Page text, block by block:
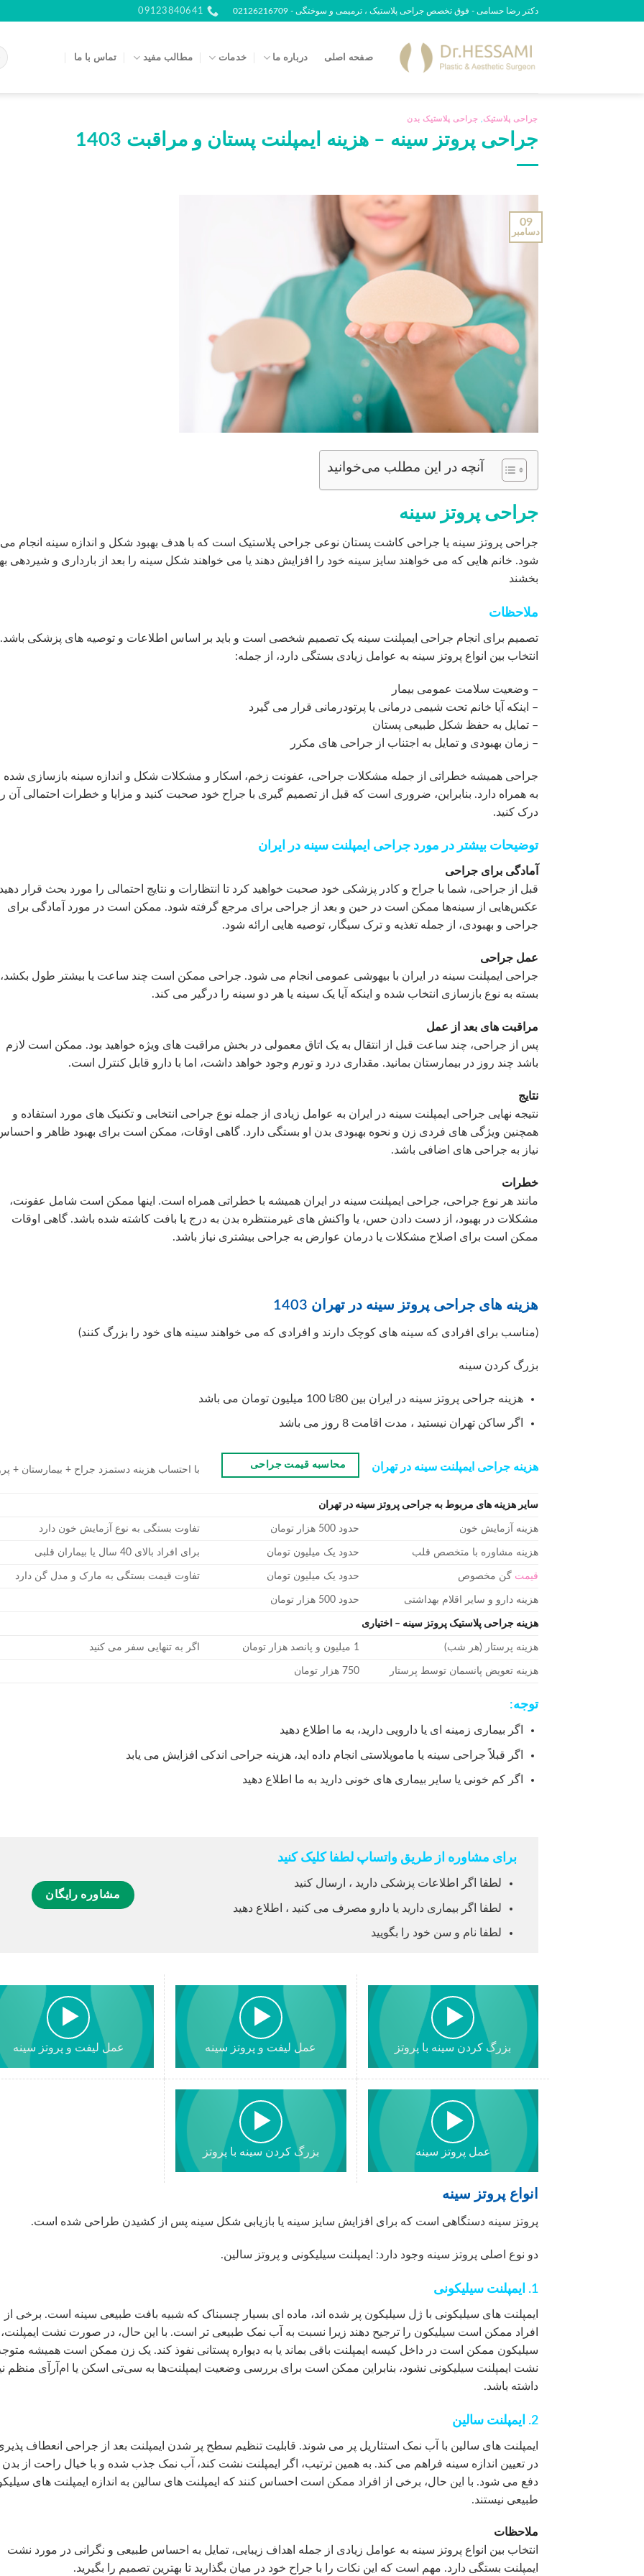
دکتر رضا حسامی - فوق تخصص جراحی پلاستیک ، ترمیمی و سوختگی - 02126216709 09123840641
صفحه اصلی درباره ما خدمات مطالب مفید تماس با ما
جراحی پلاستیک جراحی پلاستیک بدن
جراحی پروتز سینه – هزینه ایمپلنت پستان و مراقبت 1403
09
دسامبر
آنچه در این مطلب می‌خوانید
جراحی پروتز سینه
جراحی پروتز سینه یا جراحی کاشت پستان نوعی جراحی پلاستیک است که با هدف بهبود شکل و اندازه سینه انجام می
شود. خانم هایی که می خواهند سایز سینه خود را افزایش دهند یا می خواهند شکل سینه را بعد از بارداری و شیردهی
بخشند
ملاحظات
تصمیم برای انجام جراحی ایمپلنت سینه یک تصمیم شخصی است و باید بر اساس اطلاعات و توصیه های پزشکی باشد.
انتخاب بین انواع پروتز سینه به عوامل زیادی بستگی دارد، از جمله:
– وضعیت سلامت عمومی بیمار
– اینکه آیا خانم تحت شیمی درمانی یا پرتودرمانی قرار می گیرد
– تمایل به حفظ شکل طبیعی پستان
– زمان بهبودی و تمایل به اجتناب از جراحی های مکرر
جراحی همیشه خطراتی از جمله مشکلات جراحی، عفونت زخم، اسکار و مشکلات شکل و اندازه سینه بازسازی شده
به همراه دارد. بنابراین، ضروری است که قبل از تصمیم گیری با جراح خود صحبت کنید و مزایا و خطرات احتمالی آن
درک کنید.
توضیحات بیشتر در مورد جراحی ایمپلنت سینه در ایران
آمادگی برای جراحی
قبل از جراحی، شما با جراح و کادر پزشکی خود صحبت خواهید کرد تا انتظارات و نتایج احتمالی را مورد بحث قرار
عکس‌هایی از سینه‌ها ممکن است در حین و بعد از جراحی برای مرجع گرفته شود. ممکن است در مورد آمادگی برای
جراحی و بهبودی، از جمله تغذیه و ترک سیگار، توصیه هایی ارائه شود.
عمل جراحی
جراحی ایمپلنت سینه در ایران با بیهوشی عمومی انجام می شود. جراحی ممکن است چند ساعت یا بیشتر طول بکشد،
بسته به نوع بازسازی انتخاب شده و اینکه آیا یک سینه یا هر دو سینه را درگیر می کند.
مراقبت های بعد از عمل
پس از جراحی، چند ساعت قبل از انتقال به یک اتاق معمولی در بخش مراقبت های ویژه خواهید بود. ممکن است لازم
باشد چند روز در بیمارستان بمانید. مقداری درد و تورم وجود خواهد داشت، اما با دارو قابل کنترل است.
نتایج
نتیجه نهایی جراحی ایمپلنت سینه در ایران به عوامل زیادی از جمله نوع جراحی انتخابی و تکنیک های مورد استفاده و
همچنین ویژگی های فردی زن و نحوه بهبودی بدن او بستگی دارد. گاهی اوقات، ممکن است برای بهبود ظاهر و
نیاز به جراحی های اضافی باشد.
خطرات
مانند هر نوع جراحی، جراحی ایمپلنت سینه در ایران همیشه با خطراتی همراه است. اینها ممکن است شامل عفونت،
مشکلات در بهبود، از دست دادن حس، یا واکنش های غیرمنتظره بدن به درج یا بافت کاشته شده باشد. گاهی اوقات
ممکن است برای اصلاح مشکلات یا درمان عوارض به جراحی بیشتری نیاز باشد.
هزینه های جراحی پروتز سینه در تهران 1403
(مناسب برای افرادی که سینه های کوچک دارند و افرادی که می خواهند سینه های خود را بزرگ کنند)
بزرگ کردن سینه
هزینه جراحی پروتز سینه در ایران بین 80تا 100 میلیون تومان می باشد
اگر ساکن تهران نیستید ، مدت اقامت 8 روز می باشد
هزینه جراحی ایمپلنت سینه در تهران محاسبه قیمت جراحی با احتساب هزینه دستمزد جراح + بیمارستان +
سایر هزینه های مربوط به جراحی پروتز سینه در تهران
هزینه آزمایش خون حدود 500 هزار تومان تفاوت بستگی به نوع آزمایش خون دارد
هزینه مشاوره با متخصص قلب حدود یک میلیون تومان برای افراد بالای 40 سال یا بیماران قلبی
قیمت گن مخصوص حدود یک میلیون تومان تفاوت قیمت بستگی به مارک و مدل گن دارد
هزینه دارو و سایر اقلام بهداشتی حدود 500 هزار تومان
هزینه جراحی پلاستیک پروتز سینه – اختیاری
هزینه پرستار (هر شب) 1 میلیون و پانصد هزار تومان اگر به تنهایی سفر می کنید
هزینه تعویض پانسمان توسط پرستار 750 هزار تومان
توجه:
اگر بیماری زمینه ای یا دارویی دارید، به ما اطلاع دهید
اگر قبلاً جراحی سینه یا ماموپلاستی انجام داده اید، هزینه جراحی اندکی افزایش می یابد
اگر کم خونی یا سایر بیماری های خونی دارید به ما اطلاع دهید
برای مشاوره از طریق واتساپ لطفا کلیک کنید
لطفا اگر اطلاعات پزشکی دارید ، ارسال کنید
لطفا اگر بیماری دارید یا دارو مصرف می کنید ، اطلاع دهید
لطفا نام و سن خود را بگویید
مشاوره رایگان
بزرگ کردن سینه با پروتز عمل لیفت و پروتز سینه عمل لیفت و پروتز سینه
عمل پروتز سینه بزرگ کردن سینه با پروتز
انواع پروتز سینه
پروتز سینه دستگاهی است که برای افزایش سایز سینه یا بازیابی شکل سینه پس از کشیدن طراحی شده است.
دو نوع اصلی پروتز سینه وجود دارد: ایمپلنت سیلیکونی و پروتز سالین.
1. ایمپلنت سیلیکونی
ایمپلنت های سیلیکونی با ژل سیلیکون پر شده اند، ماده ای بسیار چسبناک که شبیه بافت طبیعی سینه است. برخی از
افراد ممکن است سیلیکون را ترجیح دهند زیرا نسبت به آب نمک طبیعی تر است. با این حال، در صورت نشت
سیلیکون ممکن است در داخل کیسه ایمپلنت باقی بماند یا به دیواره پستانی نفوذ کند. یک زن ممکن است همیشه
نشت ایمپلنت سیلیکونی نشود، بنابراین ممکن است برای بررسی وضعیت ایمپلنت‌ها به سی‌تی اسکن یا ام‌آرآی منظم
داشته باشد.
2. ایمپلنت سالین
ایمپلنت های سالین با آب نمک استئاریل پر می شوند. قابلیت تنظیم سطح پر شدن ایمپلنت بعد از جراحی انعطاف
در تعیین اندازه سینه فراهم می کند. به همین ترتیب، اگر ایمپلنت نشت کند، آب نمک جذب شده و با خیال راحت از بدن
دفع می شود. با این حال، برخی از افراد ممکن است احساس کنند که ایمپلنت های سالین به اندازه ایمپلنت های
طبیعی نیستند.
ملاحظات
انتخاب بین انواع پروتز سینه به عوامل زیادی از جمله اهداف زیبایی، تمایل به احساس طبیعی و نگرانی در مورد نشت
ایمپلنت بستگی دارد. مهم است که این نکات را با جراح خود در میان بگذارید تا بهترین تصمیم را بگیرید.